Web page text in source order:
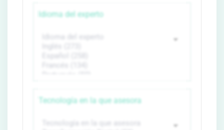
Idioma del experto
Tecnología en la que asesora